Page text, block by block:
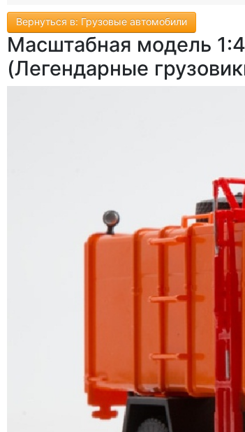
Вернуться в: Грузовые автомобили
Масштабная модель
(Легендарные